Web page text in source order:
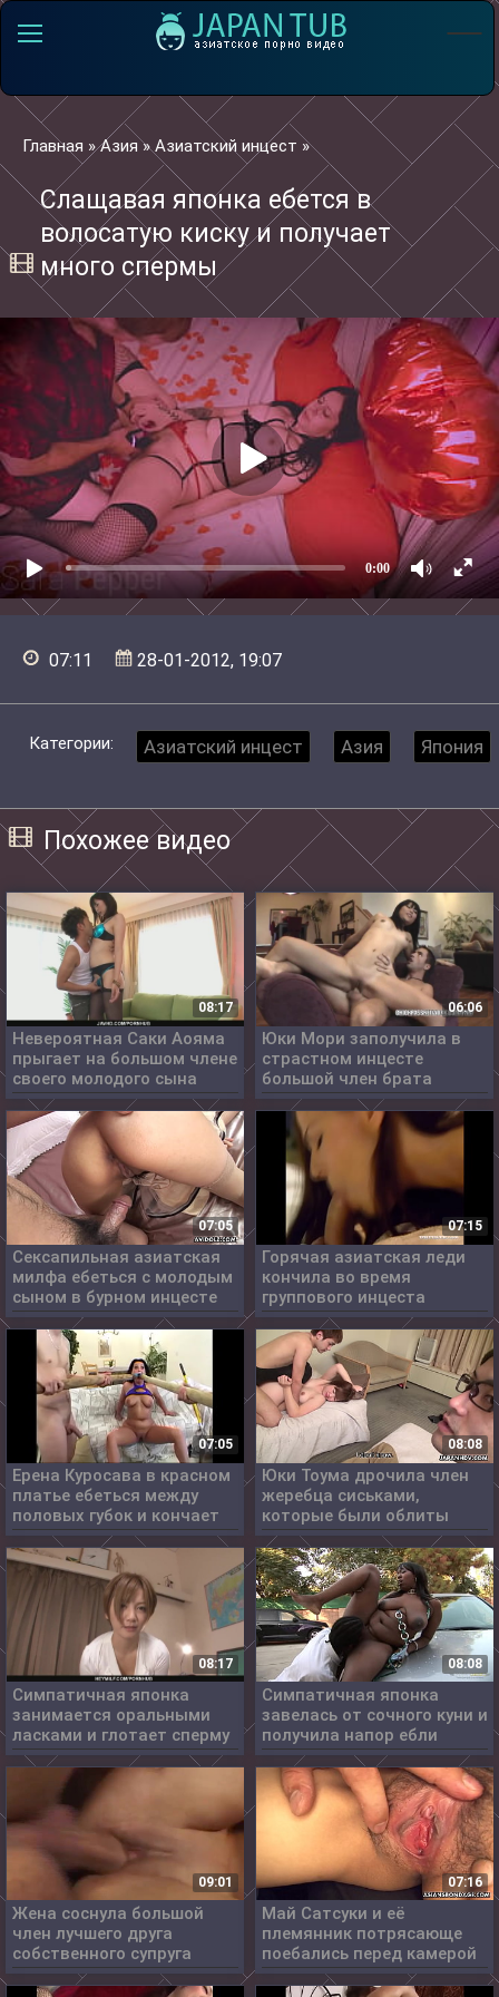
Главная »Азия»Азиатский инцест »
Слащавая японка ебется в
волосатую киску и получает
много спермы
0:00
07:11 28-01-2012, 19:07
Категории: Азиатский инцест Азия Япония
Похожее видео
08:17
Невероятная Саки Аояма
прыгает на большом члене
своего молодого сына
06:06
Юки Мори заполучила в
страстном инцесте
большой член брата
07:05
Сексапильная азиатская
милфа ебеться с молодым
сыном в бурном инцесте
07:15
Горячая азиатская леди
кончила во время
группового инцеста
07:05
Ерена Куросава в красном
платье ебеться между
половых губок и кончает
08:08
Юки Тоума дрочила член
жеребца сиськами,
которые были облиты
маслом
08:17
Симпатичная японка
занимается оральными
ласками и глотает сперму
08:08
Симпатичная японка
завелась от сочного куни и
получила напор ебли
09:01
Жена соснула большой
член лучшего друга
собственного супруга
07:16
Май Сатсуки и её
племянник потрясающе
поебались перед камерой